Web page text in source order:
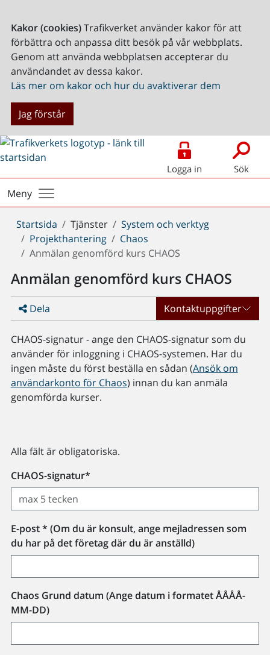
Kakor (cookies)Trafikverket använder kakor för att
förbättra och anpassa ditt besök på vår webbplats.
Genom att använda webbplatsen accepterar du
användandet av dessa kakor.
Läs mer om kakor och hur du avaktiverar dem
Jag förstår
Logga in Sök
Meny
Du
är
här:
Startsida Tjänster
System och verktyg
Projekthantering
Chaos
Anmälan genomförd kurs CHAOS
Anmälan genomförd kurs CHAOS
Dela Kontaktuppgifter
CHAOS-signatur - ange den CHAOS-signatur som du
använder för inloggning i CHAOS-systemen. Har du
ingen måste du först beställa en sådan (Ansök om
användarkonto för Chaos) innan du kan anmäla
genomförda kurser.
Alla fält är obligatoriska.
CHAOS-signatur*
E-post * (Om du är konsult, ange mejladressen som
du har på det företag där du är anställd)
Chaos Grund datum (Ange datum i formatet ÅÅÅÅ-
MM-DD)